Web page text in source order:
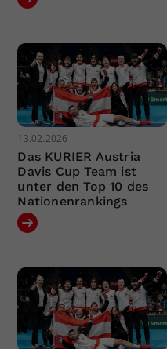
13.02.2026
Das KURIER Austria
Davis Cup Team ist
unter den Top 10 des
Nationenrankings